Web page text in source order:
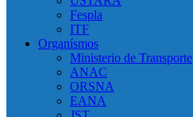
Fespla
ITF
Organísmos
Ministerio de Transporte
ANAC
ORSNA
EANA